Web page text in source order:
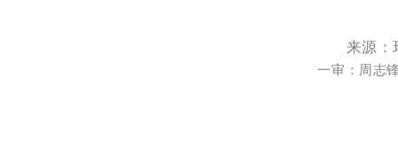
来源：
一审：周志